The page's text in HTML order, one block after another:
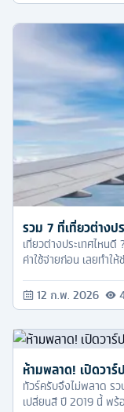
รวม 7 ที่เที่ยวต่าง
เที่ยวต่างประเทศไหนดี
ค่าใช้จ่ายก่อน เลยทำใ
จึงขอแนะนำให้ทุกคน เ
Season จะดีกว่าครับ
12 ก.พ. 2026
ห้ามพลาด! เปิดวา
ทัวร์ครับจึงไม่พลาด ร
เปลี่ยนสี ปี 2019 นี้ พร้